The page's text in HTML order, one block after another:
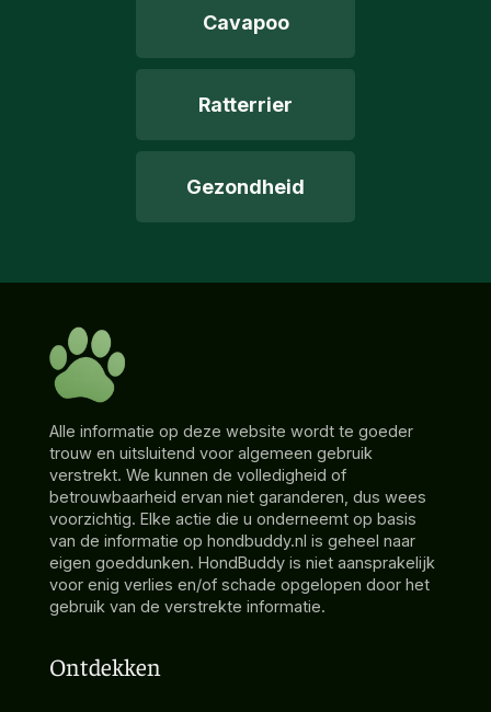
Cavapoo
Ratterrier
Gezondheid
Alle informatie op deze website wordt te goeder
trouw en uitsluitend voor algemeen gebruik
verstrekt. We kunnen de volledigheid of
betrouwbaarheid ervan niet garanderen, dus wees
voorzichtig. Elke actie die u onderneemt op basis
van de informatie op hondbuddy.nl is geheel naar
eigen goeddunken. HondBuddy is niet aansprakelijk
voor enig verlies en/of schade opgelopen door het
gebruik van de verstrekte informatie.
Ontdekken